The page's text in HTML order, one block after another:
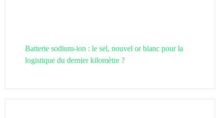
Batterie sodium-ion : le sel, nouvel or blanc pour la
logistique du dernier kilomètre ?